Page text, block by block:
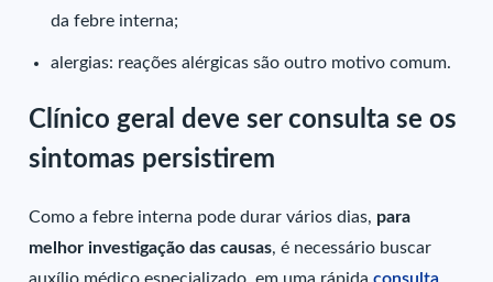
da febre interna;
alergias: reações alérgicas são outro motivo comum.
Clínico geral deve ser consulta se os
sintomas persistirem
Como a febre interna pode durar vários dias, para
melhor investigação das causas, é necessário buscar
auxílio médico especializado, em uma rápidaconsulta